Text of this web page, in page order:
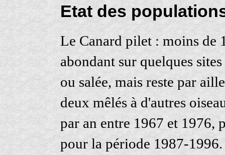
Etat des
Le Canard pilet : moins de
abondant sur quelques
ou salée, mais reste par
deux mêlés à d'autres
par an entre 1967 et 1976,
pour la période 1987-1996.